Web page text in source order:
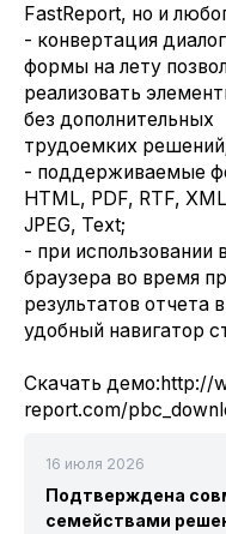
FastReport, но и
- конвертация
формы на лету
реализовать
без дополнительных
трудоемких
- поддерживаемые
HTML, PDF, RTF,
JPEG, Text;
- при использовании
браузера во время
результатов отчета
удобный навигатор
Скачать демо:http://
report.com/
16 июля 2026
Подтверждена
семействами